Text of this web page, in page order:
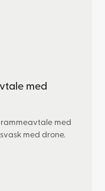
med
med
med drone.